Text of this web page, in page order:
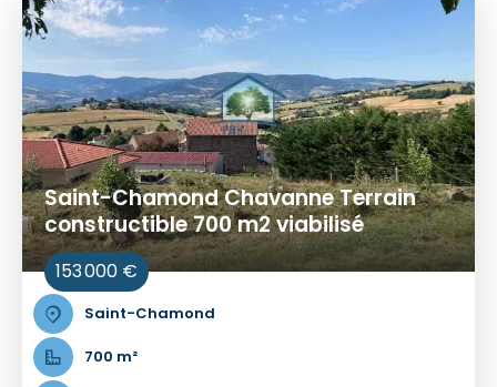
Saint-Chamond Chavanne Terrain
constructible 700 m2 viabilisé
153 000 €
Saint-Chamond
700 m²